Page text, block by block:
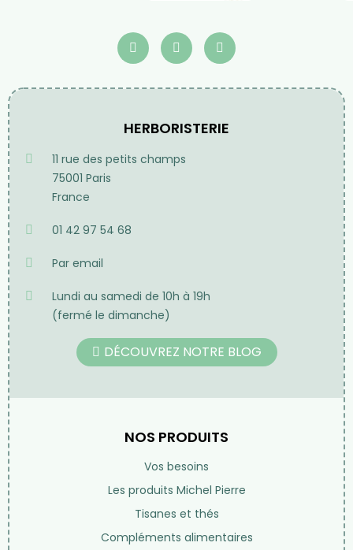
Frais de port
Offerts à partir de 70€
métropolitaine pour
toute commande passée
sur notre site internet
HERBORISTERIE
11 rue des petits champs
France
01 42 97 54 68
Lundi au samedi de 10h à 19h
(fermé le dimanche)